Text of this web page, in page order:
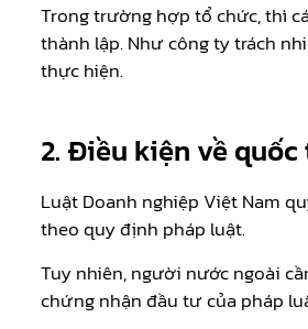
Trong trường hợp tổ chức, thì
thành lập. Như công ty trách
thực hiện.
2. Điều kiện về
Luật Doanh nghiệp Việt Nam
theo quy định pháp luật.
Tuy nhiên, người nước ngoài
chứng nhận đầu tư của pháp